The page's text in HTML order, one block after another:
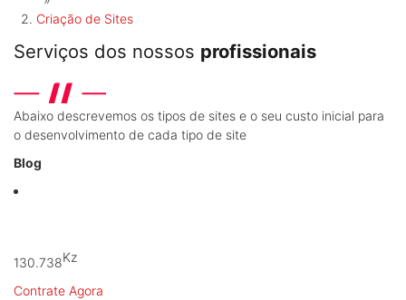
Criação de Sites
Serviços dos nossos profissionais
Abaixo descrevemos os tipos de sites e o seu custo inicial para
o desenvolvimento de cada tipo de site
Blog
130.738Kz
Contrate Agora